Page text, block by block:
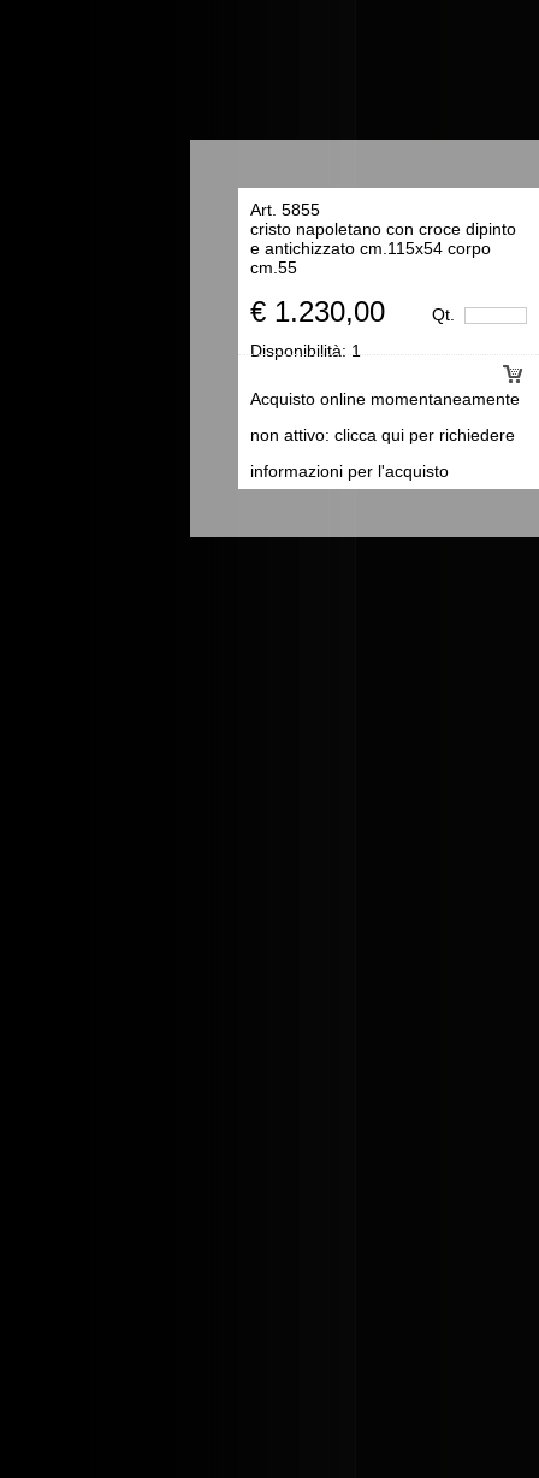
Art. 5855
cristo napoletano con croce dipinto
e antichizzato cm.115x54 corpo
cm.55
€ 1.230,00 Qt.
Acquisto online momentaneamente
non attivo: clicca qui per richiedere
informazioni per l'acquisto
Disponibilità:1